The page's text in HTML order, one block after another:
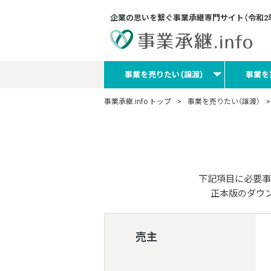
企業の思いを繋ぐ事業承継専門サイト （令和
事業を売りたい（譲渡） 事業を
事業承継.info トップ 事業を売りたい（譲渡）
下記項目に必要
正本版のダウ
売主